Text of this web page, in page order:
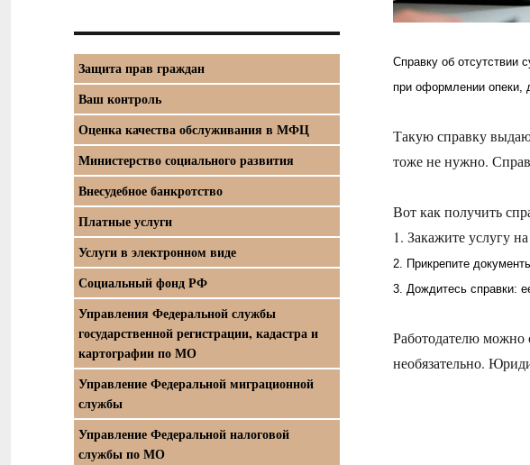
Справку об отсутствии
при оформлении опеки,
Такую справку
тоже не нужно.
Вот как получить
1. Закажите услугу
2. Прикрепите
3. Дождитесь справки:
Работодателю можно
необязательно.
Защита прав граждан
Ваш контроль
Оценка качества обслуживания в МФЦ
Министерство социального развития
Внесудебное банкротство
Платные услуги
Услуги в электронном виде
Социальный фонд РФ
Управления Федеральной службы
государственной регистрации, кадастра и
картографии по МО
Управление Федеральной миграционной
службы
Управление Федеральной налоговой
службы по МО